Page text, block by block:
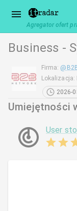
Agregator ofert
Business -
Firma: @
Lokalizacja:
2026-
Umiejętności
User